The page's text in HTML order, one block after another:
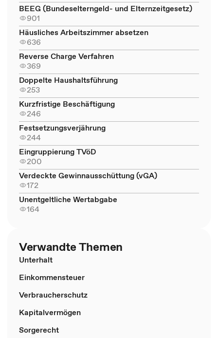
BEEG (Bundeselterngeld- und Elternzeitgesetz)
901
Häusliches Arbeitszimmer absetzen
636
Reverse Charge Verfahren
369
Doppelte Haushaltsführung
253
Kurzfristige Beschäftigung
246
Festsetzungsverjährung
244
Eingruppierung TVöD
200
Verdeckte Gewinnausschüttung (vGA)
172
Unentgeltliche Wertabgabe
164
Verwandte Themen
Unterhalt
Einkommensteuer
Verbraucherschutz
Kapitalvermögen
Sorgerecht